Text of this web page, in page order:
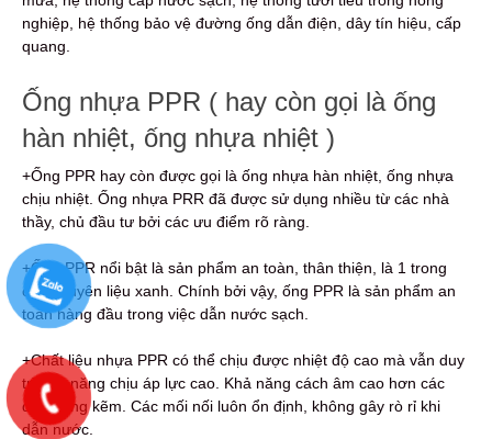
nghiệp, hệ thống bảo vệ đường ống dẫn điện, dây tín hiệu, cấp
quang.
Ống nhựa PPR ( hay còn gọi là ống
hàn nhiệt, ống nhựa nhiệt )
+Ống PPR hay còn được gọi là ống nhựa hàn nhiệt, ống nhựa
chịu nhiệt. Ống nhựa PRR đã được sử dụng nhiều từ các nhà
thầy, chủ đầu tư bởi các ưu điểm rõ ràng.
+Ống PPR nổi bật là sản phẩm an toàn, thân thiện, là 1 trong
các nguyên liệu xanh. Chính bởi vậy, ống PPR là sản phẩm an
toàn hàng đầu trong việc dẫn nước sạch.
+Chất liệu nhựa PPR có thể chịu được nhiệt độ cao mà vẫn duy
trì khả năng chịu áp lực cao. Khả năng cách âm cao hơn các
dòng ống kẽm. Các mối nối luôn ổn định, không gây rò rỉ khi
dẫn nước.